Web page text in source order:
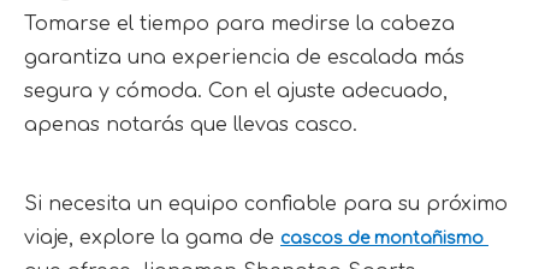
Tomarse el tiempo para medirse la cabeza
garantiza una experiencia de escalada más
segura y cómoda. Con el ajuste adecuado,
apenas notarás que llevas casco.
Si necesita un equipo confiable para su próximo
viaje, explore la gama de